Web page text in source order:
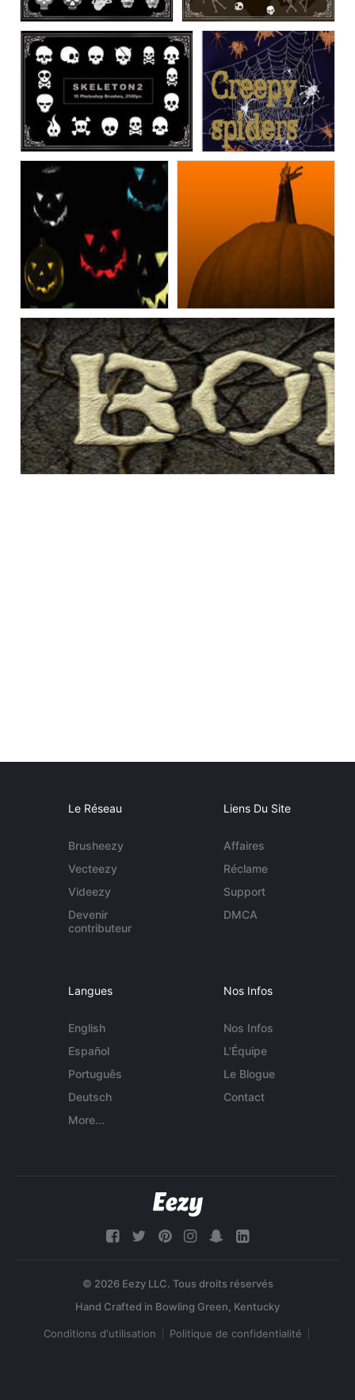
Le Réseau
Brusheezy
Vecteezy
Videezy
Devenir
contributeur
Liens Du Site
Affaires
Réclame
Support
DMCA
Langues
English
Español
Português
Deutsch
More...
Nos Infos
Nos Infos
L'Équipe
Le Blogue
Contact
© 2026 Eezy LLC. Tous droits réservés
Conditions d'utilisation Politique de confidentialité